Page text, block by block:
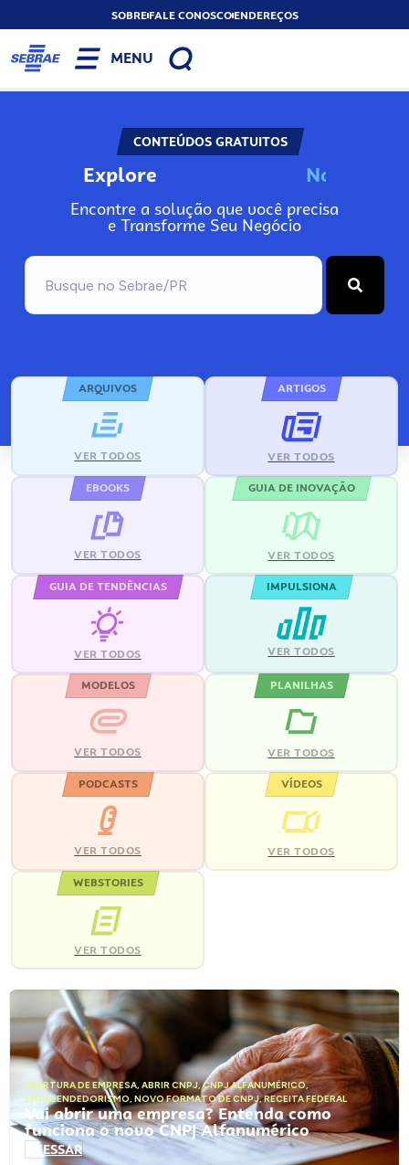
SOBREFALE CONOSCOENDEREÇOS
MENU
CONTEÚDOS GRATUITOS
Explore N
Encontre a solução que você precisa
e Transforme Seu Negócio
ARQUIVOS
VER TODOS
ARTIGOS
VER TODOS
EBOOKS
VER TODOS
GUIA DE INOVAÇÃO
VER TODOS
GUIA DE TENDÊNCIAS
VER TODOS
IMPULSIONA
VER TODOS
MODELOS
VER TODOS
PLANILHAS
VER TODOS
PODCASTS
VER TODOS
VÍDEOS
VER TODOS
WEBSTORIES
VER TODOS
ABERTURA DE EMPRESA, ABRIR CNPJ,CNPJ ALFANUMÉRICO,
EMPREENDEDORISMO, NOVO FORMATO DE CNPJ,RECEITA FEDERAL
Vai abrir uma empresa? Entenda como
funciona o novo CNPJ Alfanumérico
ACESSAR